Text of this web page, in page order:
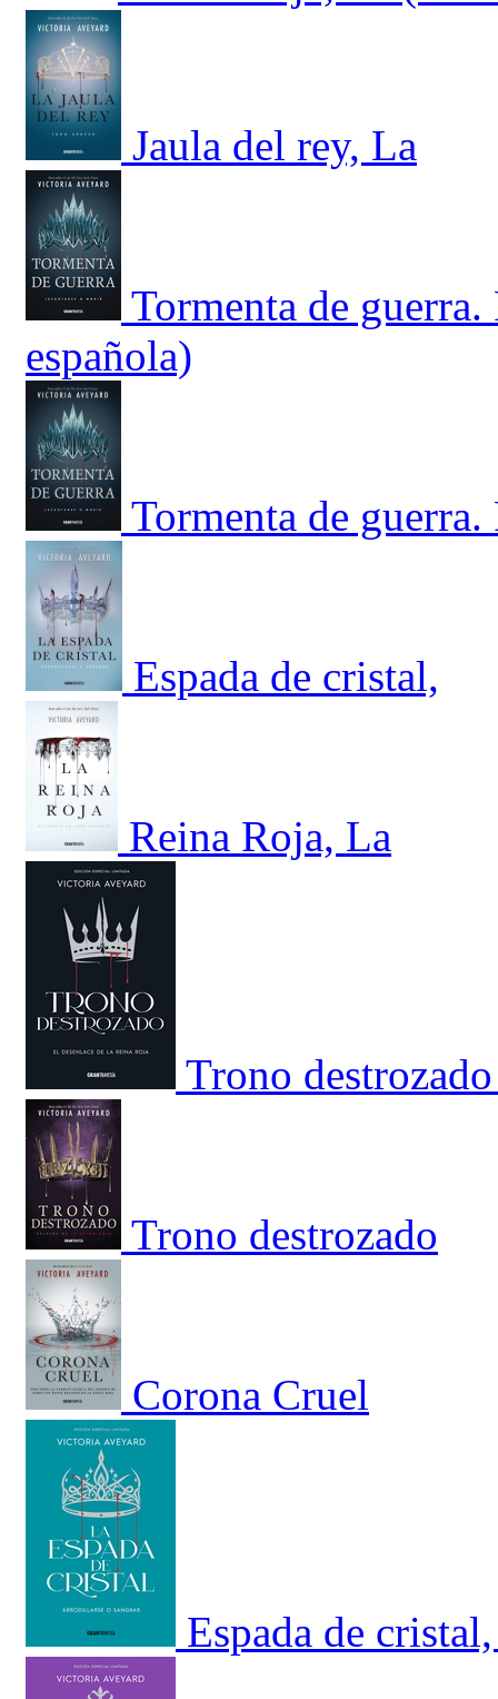
Jaula del rey, La
Tormenta de
española)
Tormenta de
Espada de cristal,
Reina Roja, La
Trono
Trono destrozado
Corona Cruel
Espada de